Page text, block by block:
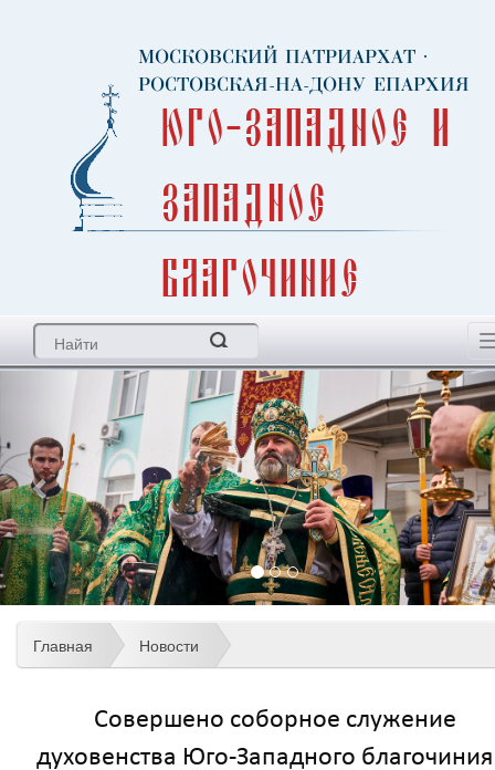
МОСКОВСКИЙ ПАТРИАРХАТ ·
РОСТОВСКАЯ-НА-ДОНУ ЕПАРХИЯ
Юго-Западное и
Западное
благочиние
Главная Новости
Совершено соборное служение
духовенства Юго-Западного благочиния